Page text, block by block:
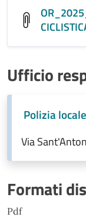
Ufficio
Polizia locale
Via
Formati
Pdf